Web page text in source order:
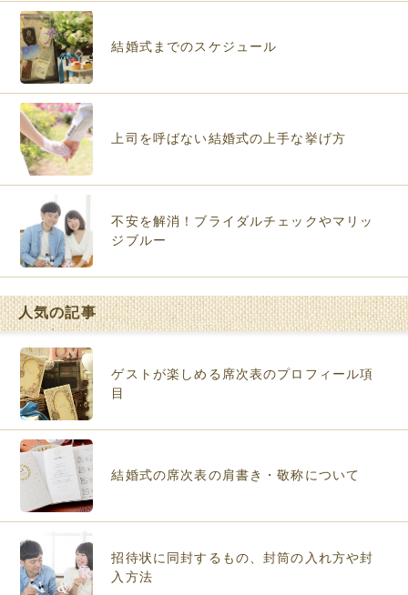
結婚式までのスケジュール
上司を呼ばない結婚式の上手な挙げ方
不安を解消！ブライダルチェックやマリッ
ジブルー
人気の記事
ゲストが楽しめる席次表のプロフィール項
目
結婚式の席次表の肩書き・敬称について
招待状に同封するもの、封筒の入れ方や封
入方法